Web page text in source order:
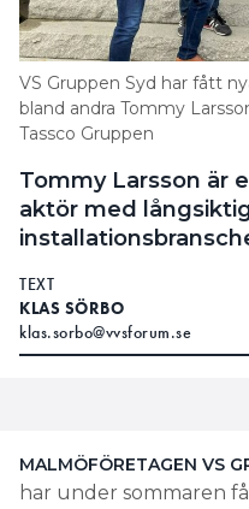
VS Gruppen Syd har fått
bland andra Tommy
Tassco Gruppen
Tommy Larsson är
aktör med
TEXT
KLAS SÖRBO
klas.sorbo@vvsforum.se
MALMÖFÖRETAGEN VS
har under sommaren